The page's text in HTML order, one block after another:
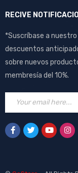
RECIVE
*Suscríbase a
descuentos
sobre nuevos
membresía del 10%.